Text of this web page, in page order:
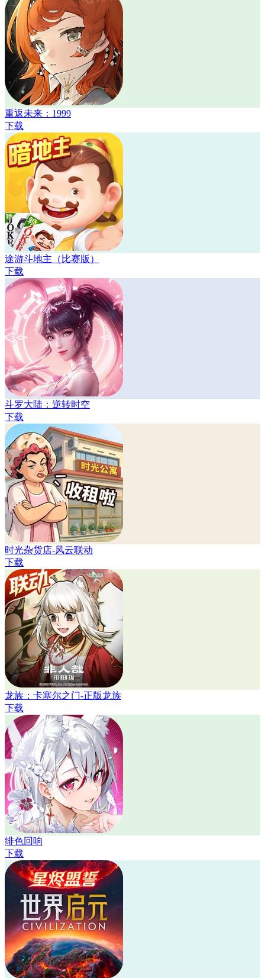
重返未来：1999
下载
途游斗地主（比赛版）
下载
斗罗大陆：逆转时空
下载
时光杂货店-风云联动
下载
龙族：卡塞尔之门-正版龙族
下载
绯色回响
下载